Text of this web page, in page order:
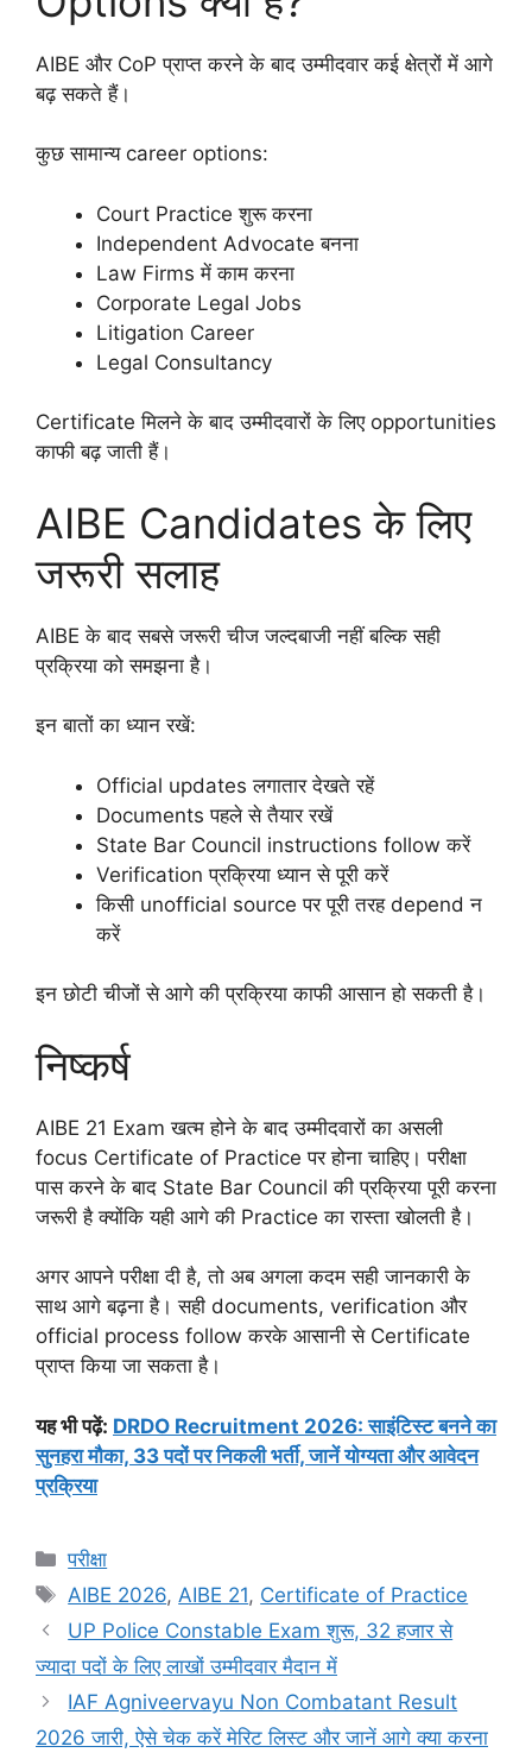
AIBE और CoP प्राप्त करने के बाद उम्मीदवार कई क्षेत्रों में आगे
बढ़ सकते हैं।
कुछ सामान्य career options:
Court Practice शुरू करना
Independent Advocate बनना
Law Firms में काम करना
Corporate Legal Jobs
Litigation Career
Legal Consultancy
Certificate मिलने के बाद उम्मीदवारों के लिए opportunities
काफी बढ़ जाती हैं।
AIBE Candidates के लिए
जरूरी सलाह
AIBE के बाद सबसे जरूरी चीज जल्दबाजी नहीं बल्कि सही
प्रक्रिया को समझना है।
इन बातों का ध्यान रखें:
Official updates लगातार देखते रहें
Documents पहले से तैयार रखें
State Bar Council instructions follow करें
Verification प्रक्रिया ध्यान से पूरी करें
किसी unofficial source पर पूरी तरह depend न
करें
इन छोटी चीजों से आगे की प्रक्रिया काफी आसान हो सकती है।
निष्कर्ष
AIBE 21 Exam खत्म होने के बाद उम्मीदवारों का असली
focus Certificate of Practice पर होना चाहिए। परीक्षा
पास करने के बाद State Bar Council की प्रक्रिया पूरी करना
जरूरी है क्योंकि यही आगे की Practice का रास्ता खोलती है।
अगर आपने परीक्षा दी है, तो अब अगला कदम सही जानकारी के
साथ आगे बढ़ना है। सही documents, verification और
official process follow करके आसानी से Certificate
प्राप्त किया जा सकता है।
यह भी पढ़ें: DRDO Recruitment 2026: साइंटिस्ट बनने का
सुनहरा मौका, 33 पदों पर निकली भर्ती, जानें योग्यता और आवेदन
प्रक्रिया
Categories
परीक्षा
Tags
AIBE 2026, AIBE 21, Certificate of Practice
UP Police Constable Exam शुरू, 32 हजार से
ज्यादा पदों के लिए लाखों उम्मीदवार मैदान में
IAF Agniveervayu Non Combatant Result
2026 जारी, ऐसे चेक करें मेरिट लिस्ट और जानें आगे क्या करना